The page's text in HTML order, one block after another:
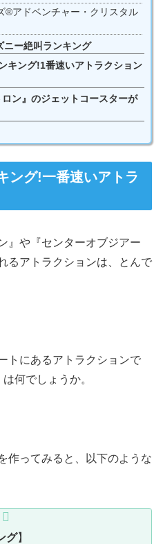
®アドベンチャー・クリスタル
ニー絶叫ランキング
キング!1番速いアトラクション
ン』のジェットコースターが
ング!一番速いアトラ
』や『センターオブジアー
るアトラクションは、とんで
トにあるアトラクションで
は何でしょうか。
作ってみると、以下のような
グ】